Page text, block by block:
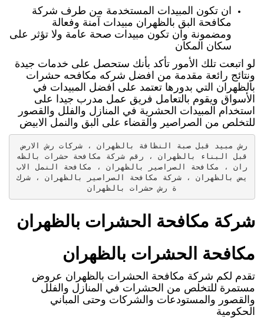
ان تكون المبيدات المستخدمة من طرف شركة
مكافحة البق بالظهران مبيدات آمنة وفعالة
ومضمونة وان تكون مبيدات صحة عامة ولا تؤثر على
سكان المكان
لو اتبعت تلك الأمور تأكد بأنك ستحصل على خدمات جيدة
ونتائج رائعة مقدمة من افضل شركه مكافحه حشرات
بالظهران التي بدورها تعتمد على افضل المبيدات في
الأسواق ويقوم بالتعامل فريق عمل مدرب جيدا على
استخدام المبيدات الحشرية في المنازل والفلل والقصور
للتخلص من الصراصير والقضاء على البق والنمل الابيض
رش مبيد قبل صبة النظافة بالظهران ، شركات رش الارض
قبل البناء بالظهران ، رقم شركة مكافحة حشرات بالظه
ران ، مكافحة الصراصير بالظهران ، مكافحة النمل الاب
يض بالظهران ، شركة مكافحة الصراصير بالظهران ، شرك
ة رش حشرات بالظهران
شركة مكافحة الحشرات بالظهران
مكافحة الحشرات بالظهران
تقدم لكم شركة مكافحة الحشرات بالظهران عروض
مستمرة للتخلص من الحشرات في المنازل والفلل
والقصور والمستودعات والشركات وحتى المباني
الحكومية